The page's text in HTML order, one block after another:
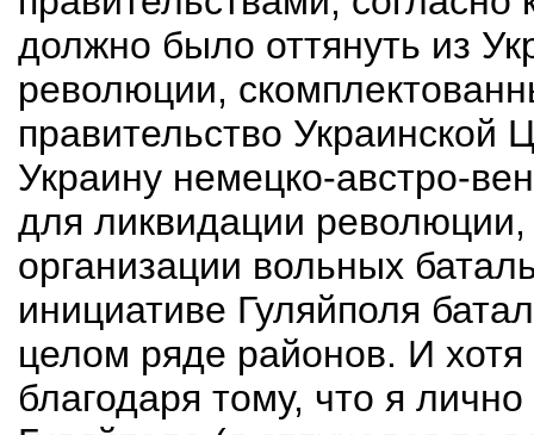
должно было оттянуть из
революции,
правительство
Украину немецко-австро-
для ликвидации
организации вольных
инициативе Гуляйполя
целом ряде районов. И
благодаря тому, что я